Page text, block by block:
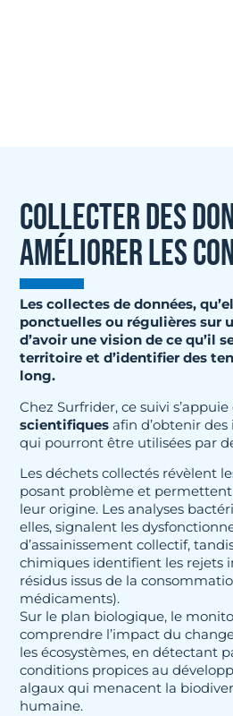
COLLECTER DES
AMÉLIORER LES
Les collectes de données,
ponctuelles ou régulières sur
d’avoir une vision de ce qu’il
territoire et d’identifier des
long.
Chez Surfrider, ce suivi s’appuie
scientifiques afin d’obtenir
qui pourront être utilisées par
Les déchets collectés révèlent
posant problème et permettent
leur origine. Les analyses
elles, signalent les
d’assainissement collectif,
chimiques identifient les rejets
résidus issus de la
médicaments).
Sur le plan biologique, le
comprendre l’impact du
les écosystèmes, en détectant
conditions propices au
algaux qui menacent la
humaine.